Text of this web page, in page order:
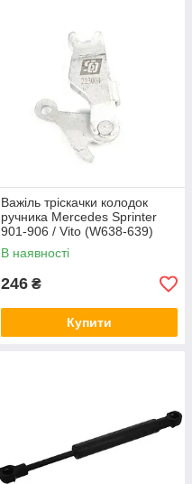
Важіль тріскачки колодок
ручника Mercedes Sprinter
901-906 / Vito (W638-639)
Solgy 223004
В наявності
246 ₴
Купити